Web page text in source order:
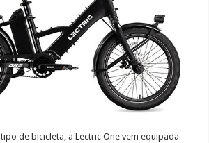
de bicicleta, a Lectric One vem equipada